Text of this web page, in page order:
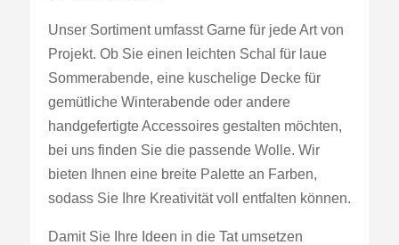
Unser Sortiment umfasst Garne für jede Art von
Projekt. Ob Sie einen leichten Schal für laue
Sommerabende, eine kuschelige Decke für
gemütliche Winterabende oder andere
handgefertigte Accessoires gestalten möchten,
bei uns finden Sie die passende Wolle. Wir
bieten Ihnen eine breite Palette an Farben,
sodass Sie Ihre Kreativität voll entfalten können.
Damit Sie Ihre Ideen in die Tat umsetzen